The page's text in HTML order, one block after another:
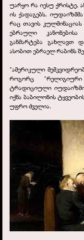
უარყო რა იესუ ქრისტე,
ის ქადაგებს,
რაც თავის
ებრაული
განმარტება გახლავთ
ასობით ებრაელ რაბინს
"ამერიკული
როგორც
ტრადიციული
იქნა ბაბილონის
უფრო ძველია.